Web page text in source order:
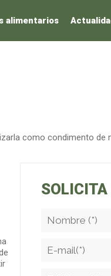
alimentarios
como condimento de